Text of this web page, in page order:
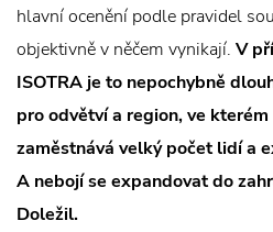
hlavní ocenění podle pravidel
objektivně v něčem vynikají. V
ISOTRA je to nepochybně
pro odvětví a region, ve
zaměstnává velký počet lidí a
A nebojí se expandovat do
Doležil.